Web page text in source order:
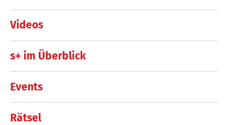
Videos
s+ im Überblick
Events
Rätsel